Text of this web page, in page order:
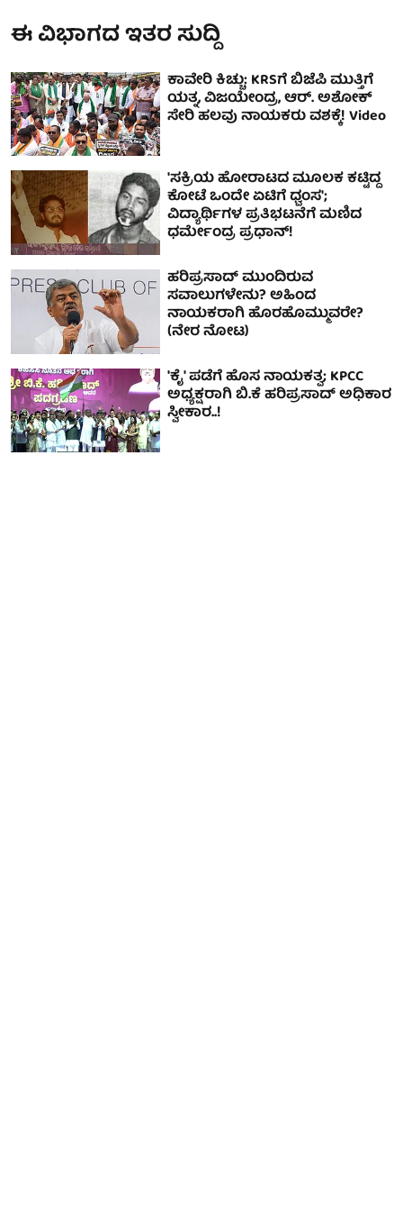
ಈ ವಿಭಾಗದ ಇತರ ಸುದ್ದಿ
ಕಾವೇರಿ ಕಿಚ್ಚು: KRSಗೆ ಬಿಜೆಪಿ ಮುತ್ತಿಗೆ
ಯತ್ನ, ವಿಜಯೇಂದ್ರ, ಆರ್. ಅಶೋಕ್
ಸೇರಿ ಹಲವು ನಾಯಕರು ವಶಕ್ಕೆ! Video
'ಸಕ್ರಿಯ ಹೋರಾಟದ ಮೂಲಕ ಕಟ್ಟಿದ್ದ
ಕೋಟೆ ಒಂದೇ ಏಟಿಗೆ ಧ್ವಂಸ';
ವಿದ್ಯಾರ್ಥಿಗಳ ಪ್ರತಿಭಟನೆಗೆ ಮಣಿದ
ಧರ್ಮೇಂದ್ರ ಪ್ರಧಾನ್!
ಹರಿಪ್ರಸಾದ್ ಮುಂದಿರುವ
ಸವಾಲುಗಳೇನು? ಅಹಿಂದ
ನಾಯಕರಾಗಿ ಹೊರಹೊಮ್ಮುವರೇ?
(ನೇರ ನೋಟ)
'ಕೈ' ಪಡೆಗೆ ಹೊಸ ನಾಯಕತ್ವ; KPCC
ಅಧ್ಯಕ್ಷರಾಗಿ ಬಿ.ಕೆ ಹರಿಪ್ರಸಾದ್ ಅಧಿಕಾರ
ಸ್ವೀಕಾರ..!